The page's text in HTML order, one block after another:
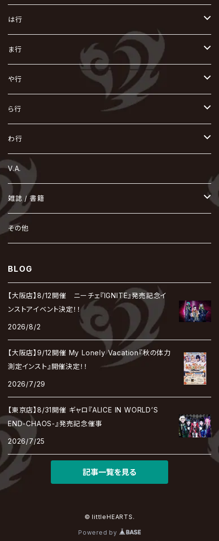
Azavana
Acid Black Cherry
甘い暴力
天照
umbrella
色々な十字架
168 / 葵-168-
Waive
UCHUSENTAI:NOIZ / 宇宙戦隊NOIZ
ACE OF SPADES
X JAPAN
LSN / The LEGENDARY SIX NINE
お
AURORIZE
OFIAM
the GazettE
GOTCHAROCKA
蛾と蝶
KAMIJO
cali≠gari
河村隆一
キズ
KIRITO / キリト
己龍
Crack6
グラビティ
黒夢
け
[ kei ] / 圭
仮病
こ
GOATBED
ゴールデンボンバー
CONTRASTZ
The THIRTEEN
XANVALA
Zeke Deux
Z CLEAR
ジグソウ
シド
JAKIGAN MEISTER
Chanty
Janne Da Arc
sugar
Jupiter
JILUKA
JILS
SHIN
す
Z CLEAR
超ジャシー
sukekiyo
SCAPEGOAT
SPLENDID GOD GIRAFFE
SLAPSLY / CHIYU
せ
ゼラ
零[Hz]
そ
SOPHIA
ZOMBIE / ぞんび
DASEIN
DAIGO
逹瑯
DAVID / SUI / 縁
DARRELL
ち
CHAQLA.
つ
て
D
DIAURA
DaizyStripper
D'ESPAIRSRAY
Develop One's Faculties
DEXCORE
DEZERT
deadman
DEVILOOF
DuelJewel
D'ERLANGER
電脳ヒメカ
と
東京花嫁
Tourbillon
Dawnman
DOG inthePWO
な
NIGHTMARE
NAZARE
に
NiEL
NICOLAS
ぬ
nurié
ね
NETH PRIERE CAIN
NEVERLAND
の
NoGoD
NOCTURNAL BLOODLUST
は行
は
heidi.
H.U.G
BugLug
HAZUKI / 葉月
花見桜こうき
薔薇の宮殿
BAROQUE
ひ
HERO
美炎-BIEN-
HIZAKI
vistlip
ヒッチコック
HIDE-ZOU
ふ
Far East Dizain
Fatüm
FANTASTIC◇CIRCUS
FEST VAINQUEUR
Blu-BiLLioN
BULL FIELD
BREAKERZ
BLAZE
The Brow Beat
へ
BabyKingdom
THE BEETHOVEN
PENICILLIN
The Benjamin
ほ
POIDOL
HOLLOWGRAM
ま行
ま
THE MICRO HEAD 4N'S
MAO / マオ from SID
マガツノート
machine
Magistina Saga
マツタケワークス
THE MADNA
MAMA.
まみれた / MAMIRETA
MALICE MIZER
み
未完成アリス
ミスイ
mitsu
MIMIZUQ
む
MUCC / ムック
め
メトロノーム
MERRY / メリー
も
THE MORTAL
最上川司
や行
や
ヤミテラ / 外道反逆者ヤミテラ
ゆ
YUKIYA / 藤田幸也
ユナイト
よ
ら行
ら
rice
Rides In ReVellion
Raphael
LAB.THE BASEMENT / ラボ ザ ベヰスメント
り
Leetspeak monsters
Ricky
LIBRAVEL / リブラヴェル
Lill
RE:INa
る
Ruiza
LUNA SEA
れ
the Raid.
REIGN
RAZOR
LSN / The LEGENDARY SIX NINE
ロマン急行
わ行
わ
wyse
我が為
V.A.
雑誌 / 書籍
hévn
その他
BLOG
【大阪店】8/12開催 ニーチェ『IGNITE』発売記念イ
ンストアイベント決定！！
2026/8/2
【大阪店】9/12開催 My Lonely Vacation『秋の体力
測定インスト』開催決定！！
2026/7/29
【東京店】8/31開催 ギャロ『ALICE IN WORLD’S
END-CHAOS-』発売記念催事
2026/7/25
記事一覧を見る
© littleHEARTS.
Powered by